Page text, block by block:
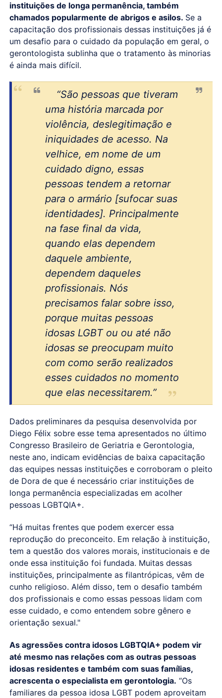
instituições de longa permanência, também
chamados popularmente de abrigos e asilos. Se a
capacitação dos profissionais dessas instituições já é
um desafio para o cuidado da população em geral, o
gerontologista sublinha que o tratamento às minorias
é ainda mais difícil.
“São pessoas que tiveram
uma história marcada por
violência, deslegitimação e
iniquidades de acesso. Na
velhice, em nome de um
cuidado digno, essas
pessoas tendem a retornar
para o armário [sufocar suas
identidades]. Principalmente
na fase final da vida,
quando elas dependem
daquele ambiente,
dependem daqueles
profissionais. Nós
precisamos falar sobre isso,
porque muitas pessoas
idosas LGBT ou ou até não
idosas se preocupam muito
com como serão realizados
esses cuidados no momento
que elas necessitarem.”
Dados preliminares da pesquisa desenvolvida por
Diego Félix sobre esse tema apresentados no último
Congresso Brasileiro de Geriatria e Gerontologia,
neste ano, indicam evidências de baixa capacitação
das equipes nessas instituições e corroboram o pleito
de Dora de que é necessário criar instituições de
longa permanência especializadas em acolher
pessoas LGBTQIA+.
“Há muitas frentes que podem exercer essa
reprodução do preconceito. Em relação à instituição,
tem a questão dos valores morais, institucionais e de
onde essa instituição foi fundada. Muitas dessas
instituições, principalmente as filantrópicas, vêm de
cunho religioso. Além disso, tem o desafio também
dos profissionais e como essas pessoas lidam com
esse cuidado, e como entendem sobre gênero e
orientação sexual."
As agressões contra idosos LGBTQIA+ podem vir
até mesmo nas relações com as outras pessoas
idosas residentes e também com suas famílias,
acrescenta o especialista em gerontologia. “Os
familiares da pessoa idosa LGBT podem aproveitam